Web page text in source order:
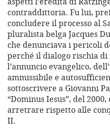
contraddittoria. Fu lui,
concludere il processo al
pluralista belga Jacques
che denunciava i pericoli
perché il dialogo rischia
l’annuncio evangelico,
ammissibile e
sottoscrivere a Giovanni
“Dominus Iesus”, del
arretrare rispetto alle
II.